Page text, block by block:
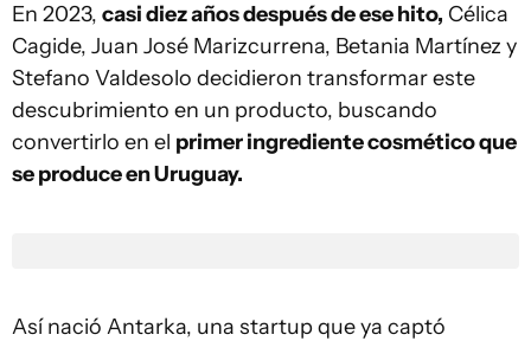
En 2023, casi diez años después de ese hito, Célica
Cagide, Juan José Marizcurrena, Betania Martínez y
Stefano Valdesolo decidieron transformar este
descubrimiento en un producto, buscando
convertirlo en el primer ingrediente cosmético que
se produce en Uruguay.
Así nació Antarka, una startup que ya captó